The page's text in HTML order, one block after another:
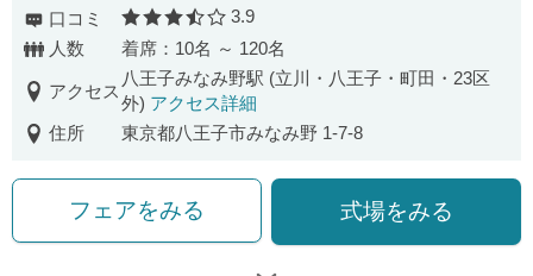
口コミ 口コミ評価
3.9
人数
着席：10名 ～ 120名
アクセス
八王子みなみ野駅 (立川・八王子・町田・23区
外) アクセス詳細
住所
東京都八王子市みなみ野 1-7-8
フェアをみる 式場をみる